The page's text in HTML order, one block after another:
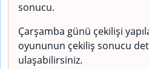
sonucu.
Çarşamba günü çekilişi
oyununun çekiliş sonucu
ulaşabilirsiniz.